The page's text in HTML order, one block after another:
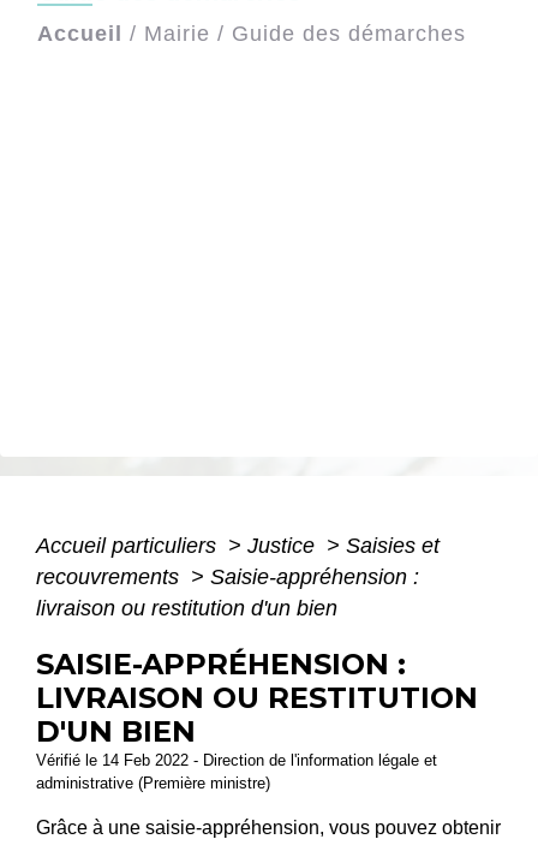
Accueil / Mairie / Guide des démarches
Accueil particuliers > Justice > Saisies et
recouvrements > Saisie-appréhension :
livraison ou restitution d'un bien
SAISIE-APPRÉHENSION :
LIVRAISON OU RESTITUTION
D'UN BIEN
Vérifié le 14 Feb 2022 - Direction de l'information légale et
administrative (Première ministre)
Grâce à une saisie-appréhension, vous pouvez obtenir